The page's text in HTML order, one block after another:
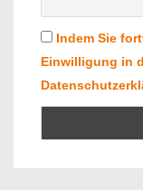
Indem Sie
Einwilligung in